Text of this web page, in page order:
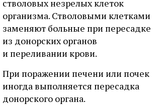
стволовых незрелых клеток
организма. Стволовыми клетками
заменяют больные при пересадке
из донорских органов
и переливании крови.
При поражении печени или почек
иногда выполняется пересадка
донорского органа.